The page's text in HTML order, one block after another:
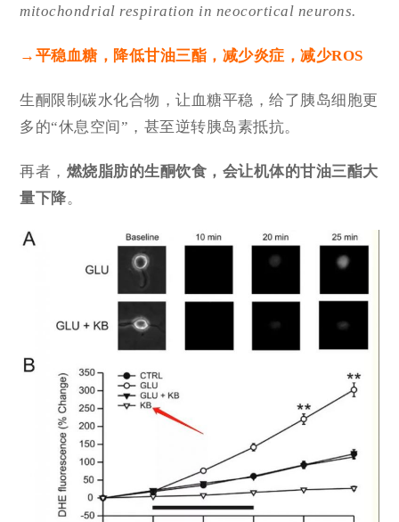
mitochondrial respiration in neocortical neurons.
→平稳血糖，降低甘油三酯，减少炎症，减少ROS
生酮限制碳水化合物，让血糖平稳，给了胰岛细胞更
多的“休息空间”，甚至逆转胰岛素抵抗。
再者， 燃烧脂肪的生酮饮食，会让机体的甘油三酯大
量下降。